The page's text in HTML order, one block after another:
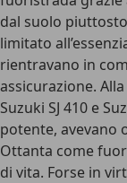
dal suolo
limitato
rientravano in
assicurazione.
Suzuki SJ 410 e
potente, avevano
Ottanta come
di vita. Forse in